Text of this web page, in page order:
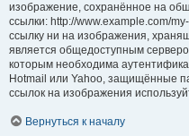
изображение, сохранённое на
ссылки: http://www.example.com/
ссылку ни на изображения,
является общедоступным
которым необходима
Hotmail или Yahoo, защищённые
ссылок на изображения
Вернуться к началу